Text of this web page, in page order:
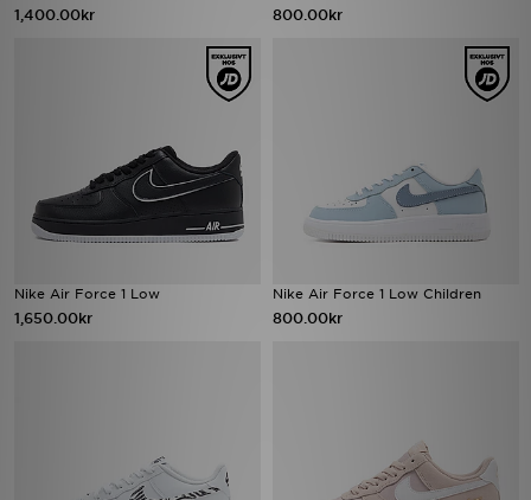
1,400.00kr 800.00kr
Nike Air Force 1 Low
1,650.00kr
Nike Air Force 1 Low Children
800.00kr